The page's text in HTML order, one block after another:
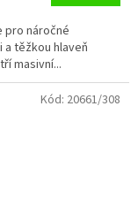
pro náročné
těžkou hlaveň
masivní...
Kód: 20661/308